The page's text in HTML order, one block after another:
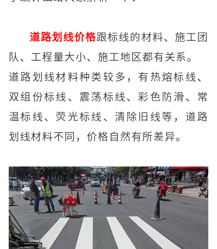
道路划线价格跟标线的材料、施工团
队、工程量大小、施工地区都有关系。
道路划线材料种类较多，有热熔标线、
双组份标线、震荡标线、彩色防滑、常
温标线、荧光标线、清除旧线等，道路
划线材料不同，价格自然有所差异。